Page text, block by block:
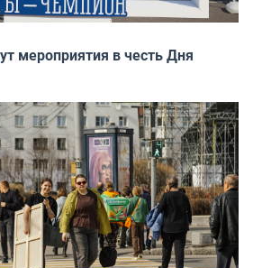
мероприятия в честь Дня